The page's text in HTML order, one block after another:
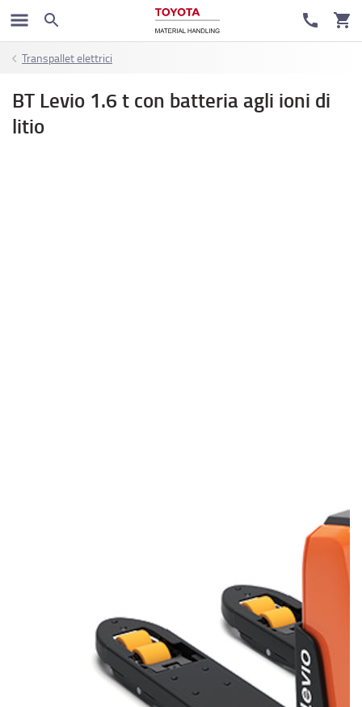
Transpallet elettrici
BT Levio 1.6 t con batteria agli ioni di
litio